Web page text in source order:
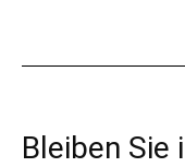
Bleiben